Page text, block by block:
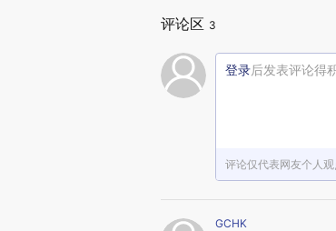
评论区 3
登录后发表评论得
评论仅代表网友个人
GCHK